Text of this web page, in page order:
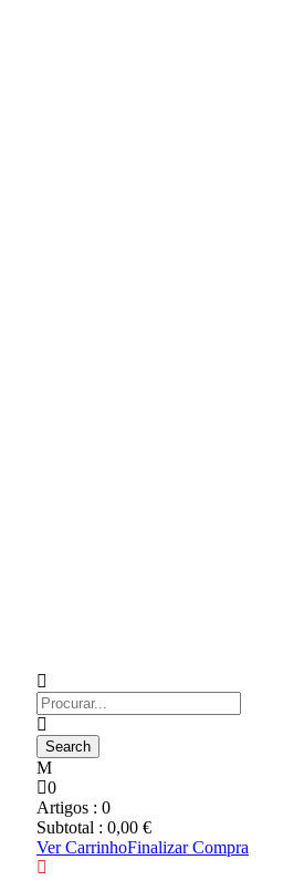
0
Artigos : 0
Subtotal : 0,00 €
Ver CarrinhoFinalizar Compra